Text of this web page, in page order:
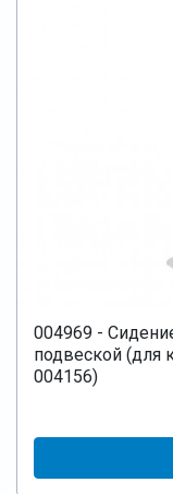
004969 -
подвеской (для
004156)